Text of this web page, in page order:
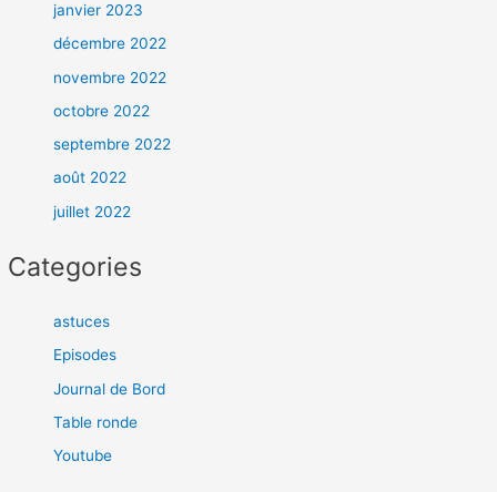
janvier 2023
décembre 2022
novembre 2022
octobre 2022
septembre 2022
août 2022
juillet 2022
Categories
astuces
Episodes
Journal de Bord
Table ronde
Youtube